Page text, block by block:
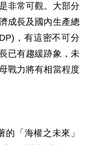
非常可觀。大部分
成長及國內生產總
，有這密不可分
已有趨緩跡象，未
戰力將有相當程度
的「海權之未來」